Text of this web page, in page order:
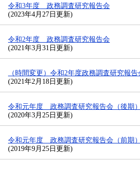
令和3年度 政務調査研究報告会
(2023年4月27日更新)
令和2年度 政務調査研究報告会
(2021年3月31日更新)
（時間変更）令和2年度政務調査研究報告
(2021年2月18日更新)
令和元年度 政務調査研究報告会（後期）
(2020年3月25日更新)
令和元年度 政務調査研究報告会（前期）
(2019年9月25日更新)